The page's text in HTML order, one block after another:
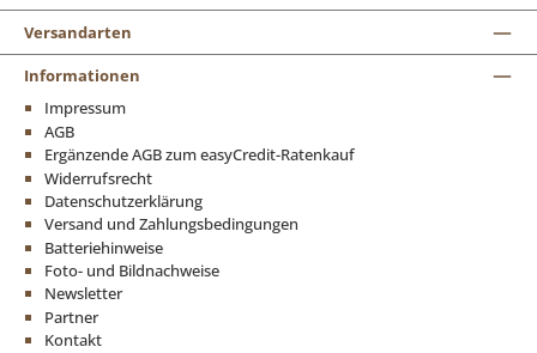
Versandarten
Informationen
Impressum
AGB
Ergänzende AGB zum easyCredit-Ratenkauf
Widerrufsrecht
Datenschutzerklärung
Versand und Zahlungsbedingungen
Batteriehinweise
Foto- und Bildnachweise
Newsletter
Partner
Kontakt